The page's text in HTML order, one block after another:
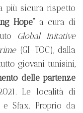
più sicura rispetto
Hope” a cura di
Global Initative
(GI-TOC), dalla
giovani tunisini,
delle partenze
Le località di
e Sfax. Proprio da